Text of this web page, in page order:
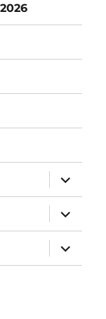
ouvrir
le
sous-
menu
ouvrir
le
sous-
menu
ouvrir
le
sous-